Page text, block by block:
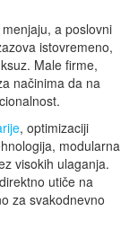
a poslovni
istovremeno,
Male firme,
načinima da na
, optimizaciji
modularna
visokih ulaganja.
utiče na
za svakodnevno